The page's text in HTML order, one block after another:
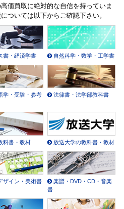
価買取に絶対的な自信を持っていま
ついては以下からご確認下さい。
書・経済学書 自然科学・数学・工学書
学・受験・参考
法律書・法学部教科書
科書・教材 放送大学の教科書・教材
ザイン・美術書
楽譜・DVD・CD・音楽
書